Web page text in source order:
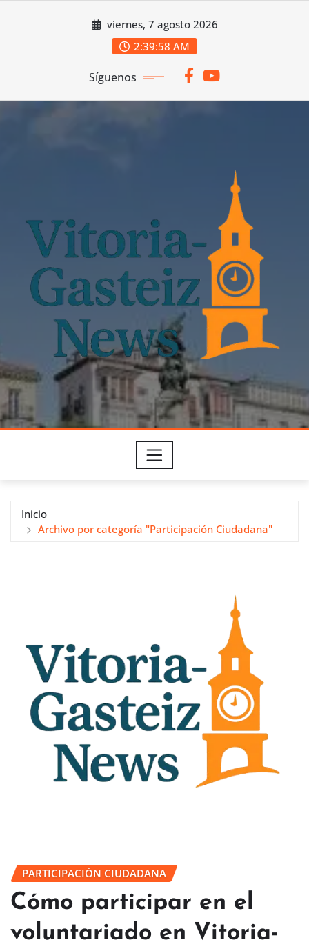
viernes, 7 agosto 2026
2:39:58 AM
Síguenos
Inicio
Archivo por categoría "Participación Ciudadana"
PARTICIPACIÓN CIUDADANA
Cómo participar en el
voluntariado en Vitoria-